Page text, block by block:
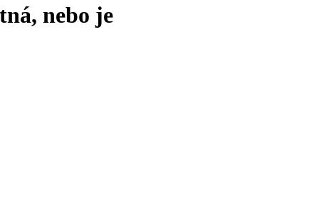
nebo je